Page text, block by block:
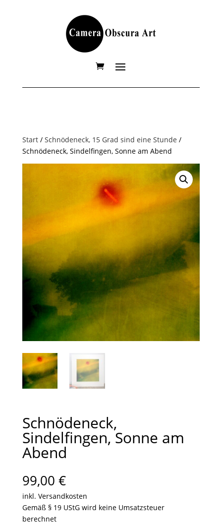
Start/ Schnödeneck, 15 Grad sind eine Stunde /
Schnödeneck, Sindelfingen, Sonne am Abend
Schnödeneck,
Sindelfingen, Sonne am
Abend
99,00 €
inkl. Versandkosten
Gemäß § 19 UStG wird keine Umsatzsteuer
berechnet